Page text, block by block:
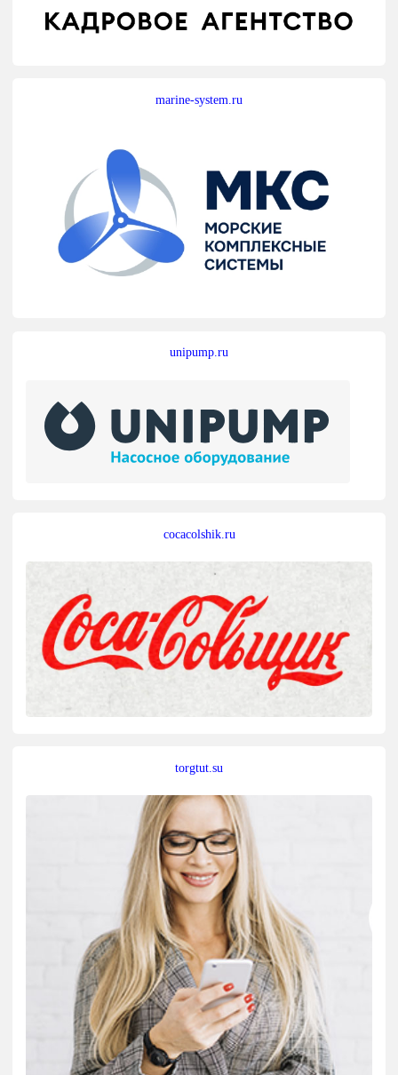
marine-system.ru
unipump.ru
cocacolshik.ru
torgtut.su